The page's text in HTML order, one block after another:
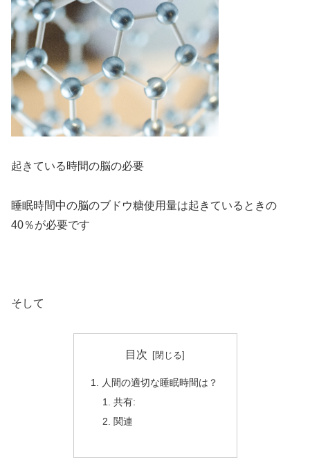
起きている時間の脳の必要
睡眠時間中の脳のブドウ糖使用量は起きているときの
40％が必要です
そして
目次
人間の適切な睡眠時間は？
共有:
関連